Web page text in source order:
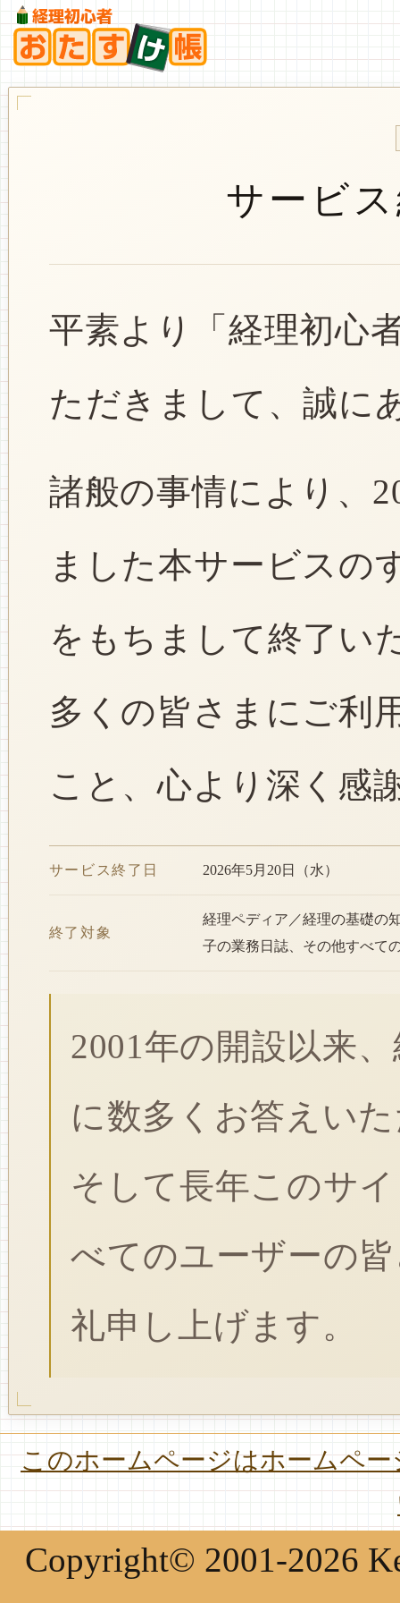
サービ
平素より「経理初心
ただきまして、誠に
諸般の事情により、
ました本サービスの
をもちまして終了い
多くの皆さまにご利
こと、心より深く感
サービス終了日 2026年5月20日（水）
終了対象
経理ペディア／経理の基礎の
子の業務日誌、その他すべて
2001年の開設以来
に数多くお答えい
そして長年このサ
べてのユーザーの
礼申し上げます。
このホームページはホームペ
Copyright© 2001-2026